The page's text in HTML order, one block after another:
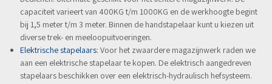
capaciteit varieert van 400KG t/m 1000KG en de werkhoogte begint
bij 1,5 meter t/m 3 meter. Binnen de handstapelaar kunt u kiezen uit
diverse trek- en meeloopuitvoeringen.
Elektrische stapelaars: Voor het zwaardere magazijnwerk raden we
aan een elektrische stapelaar te kopen. De elektrisch aangedreven
stapelaars beschikken over een elektrisch-hydraulisch hefsysteem.